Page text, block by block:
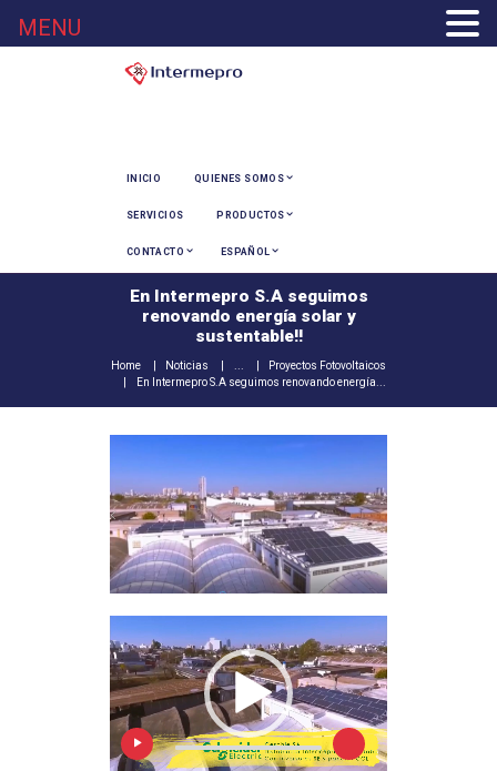
INICIO QUIENES SOMOS
SERVICIOS PRODUCTOS
CONTACTO ESPAÑOL
En Intermepro S.A seguimos
renovando energía solar y
sustentable!!
Home Noticias ...
Proyectos Fotovoltaicos
En Intermepro S.A seguimos renovando energía...
MENU